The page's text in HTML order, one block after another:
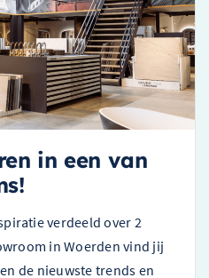
in een van
verdeeld over 2
in Woerden vind jij
de nieuwste trends en